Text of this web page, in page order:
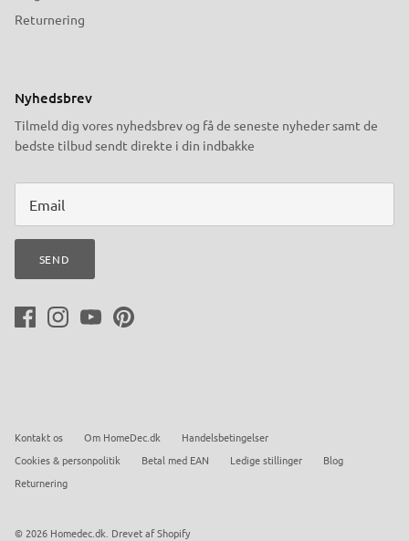
Returnering
Nyhedsbrev
Tilmeld dig vores nyhedsbrev og få de seneste nyheder samt de
bedste tilbud sendt direkte i din indbakke
SEND
Kontakt os Om HomeDec.dk
Handelsbetingelser
Cookies & personpolitik
Betal med EAN Ledige stillinger
Blog
Returnering
© 2026 Homedec.dk Drevet af Shopify